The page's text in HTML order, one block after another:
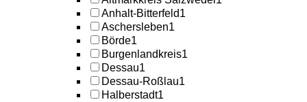
Anhalt-Bitterfeld1
Aschersleben1
Börde1
Burgenlandkreis1
Dessau1
Dessau-Roßlau1
Halberstadt1